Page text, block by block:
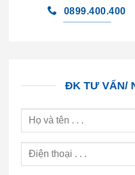
0899.400.400
ĐK TƯ VẤN/